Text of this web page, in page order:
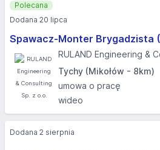
Spawacz-Monter Brygadzista
RULAND Engineering &
Tychy (Mikołów - 8km)
umowa o pracę
wideo
Polecana
Dodana 20 lipca
Dodana 2 sierpnia